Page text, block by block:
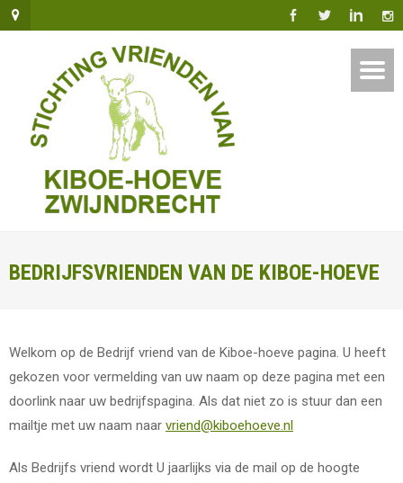
BEDRIJFSVRIENDEN VAN DE KIBOE-HOEVE
Welkom op de Bedrijf vriend van de Kiboe-hoeve pagina. U heeft
gekozen voor vermelding van uw naam op deze pagina met een
doorlink naar uw bedrijfspagina. Als dat niet zo is stuur dan een
mailtje met uw naam naar vriend@kiboehoeve.nl
Als Bedrijfs vriend wordt U jaarlijks via de mail op de hoogte